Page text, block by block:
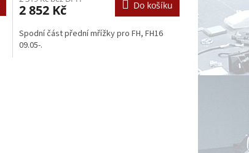
2 852 Kč Do košíku
Spodní část přední mřížky pro FH, FH16
09.05-.